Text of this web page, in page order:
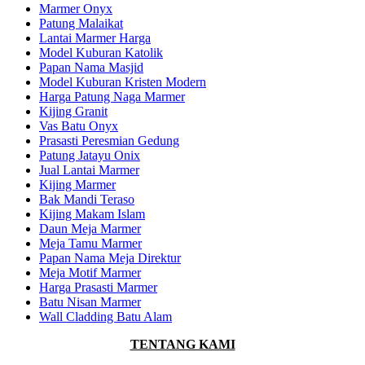
Marmer Onyx
Patung Malaikat
Lantai Marmer Harga
Model Kuburan Katolik
Papan Nama Masjid
Model Kuburan Kristen Modern
Harga Patung Naga Marmer
Kijing Granit
Vas Batu Onyx
Prasasti Peresmian Gedung
Patung Jatayu Onix
Jual Lantai Marmer
Kijing Marmer
Bak Mandi Teraso
Kijing Makam Islam
Daun Meja Marmer
Meja Tamu Marmer
Papan Nama Meja Direktur
Meja Motif Marmer
Harga Prasasti Marmer
Batu Nisan Marmer
Wall Cladding Batu Alam
TENTANG KAMI